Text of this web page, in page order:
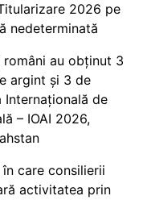
2026 pe
nedeterminată
români au obținut 3
argint și 3 de
Internațională de
– IOAI 2026,
care consilierii
activitatea prin